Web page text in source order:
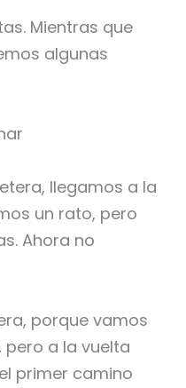
Mientras que
algunas
llegamos a la
un rato, pero
Ahora no
porque vamos
a la vuelta
primer camino